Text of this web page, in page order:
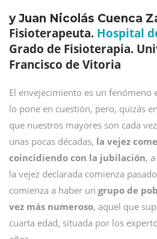
y Juan Nicolás Cuenca
Fisioterapeuta. Hospital
Grado de Fisioterapia.
Francisco de Vitoria
El envejecimiento es un fenómeno
lo pone en cuestión, pero, quizás
que nuestros mayores son cada
unas pocas décadas, la vejez
coincidiendo con la jubilación,
la vejez declarada comienza
comienza a haber un grupo de
vez más numeroso, aquel que
cuarta edad, situada por los